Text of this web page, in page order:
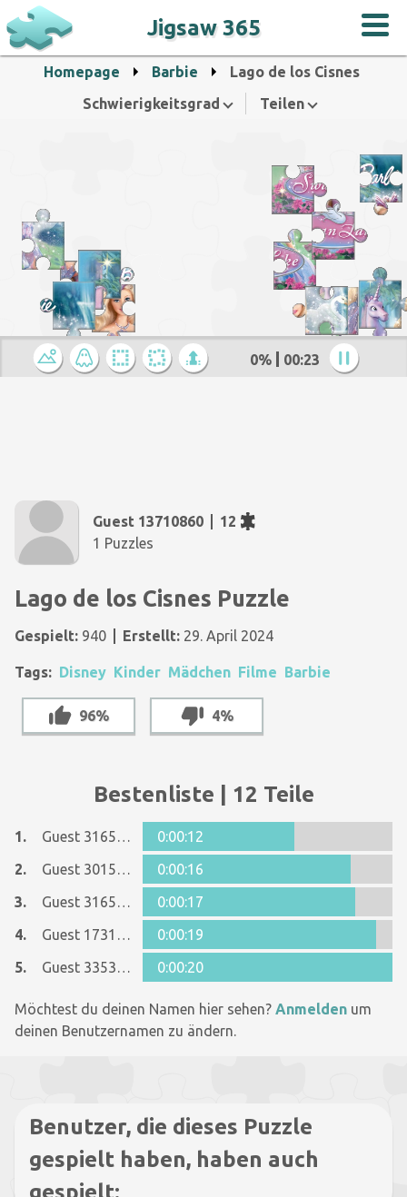
Jigsaw 365
Homepage Barbie
Lago de los Cisnes
Schwierigkeitsgrad
Teilen
0% 00:24
Guest 13710860
12
1 Puzzles
Lago de los Cisnes Puzzle
Gespielt: 940 Erstellt: 29. April 2024
Tags: Disney Kinder Mädchen Filme Barbie
96% 4%
Bestenliste | 12 Teile
1. Guest 31655884
0:00:12
2.
Guest 30158622
0:00:16
3.
Guest 31655884
0:00:17
4.
Guest 17317469
0:00:19
5.
Guest 33533115 0:00:20
Möchtest du deinen Namen hier sehen? Anmelden um
deinen Benutzernamen zu ändern.
Benutzer, die dieses Puzzle
gespielt haben, haben auch
gespielt: